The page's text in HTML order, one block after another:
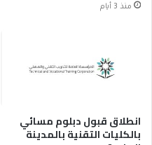
منذ 3 أيام
انطلاق قبول دبلوم مسائي
بالكليات التقنية بالمدينة